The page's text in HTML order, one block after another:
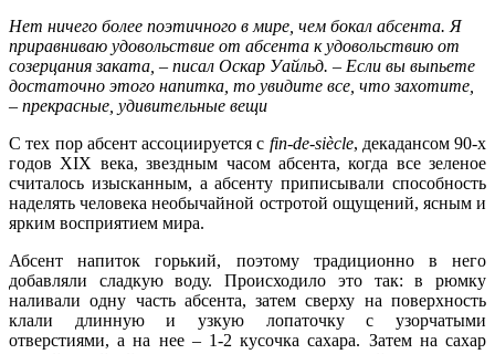
Нет ничего более поэтичного в мире, чем бокал абсента. Я
приравниваю удовольствие от абсента к удовольствию от
созерцания заката, – писал Оскар Уайльд. – Если вы выпьете
достаточно этого напитка, то увидите все, что захотите,
– прекрасные, удивительные вещи
С тех пор абсент ассоциируется с fin-de-siècle, декадансом 90-х
годов XIX века, звездным часом абсента, когда все зеленое
считалось изысканным, а абсенту приписывали способность
наделять человека необычайной остротой ощущений, ясным и
ярким восприятием мира.
Абсент напиток горький, поэтому традиционно в него
добавляли сладкую воду. Происходило это так: в рюмку
наливали одну часть абсента, затем сверху на поверхность
клали длинную и узкую лопаточку с узорчатыми
отверстиями, а на нее – 1-2 кусочка сахара. Затем на сахар